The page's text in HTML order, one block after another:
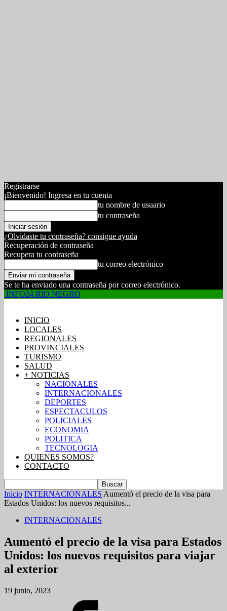
Registrarse
¡Bienvenido! Ingresa en tu cuenta
tu nombre de usuario
tu contraseña
¿Olvidaste tu contraseña? consigue ayuda
Recuperación de contraseña
Recupera tu contraseña
tu correo electrónico
Se te ha enviado una contraseña por correo electrónico.
INFO24 RIO NEGRO
INICIO
LOCALES
REGIONALES
PROVINCIALES
TURISMO
SALUD
+ NOTICIAS
NACIONALES
INTERNACIONALES
DEPORTES
ESPECTACULOS
POLICIALES
ECONOMIA
POLITICA
TECNOLOGIA
QUIENES SOMOS?
CONTACTO
Inicio INTERNACIONALES Aumentó el precio de la visa para
Estados Unidos: los nuevos requisitos...
INTERNACIONALES
Aumentó el precio de la visa para Estados
Unidos: los nuevos requisitos para viajar
al exterior
19 junio, 2023